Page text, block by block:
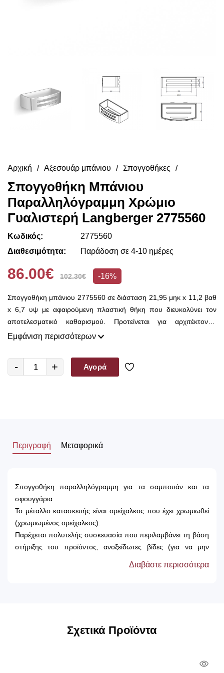
Αρχική Αξεσουάρ μπάνιου Σπογγοθήκες
Σπογγοθήκη Μπάνιου
Παραλληλόγραμμη Χρώμιο
Γυαλιστερή Langberger 2775560
Κωδικός:
2775560
Διαθεσιμότητα:
Παράδοση σε 4-10 ημέρες
86.00€ 102.30€ -16%
Σπογγοθήκη μπάνιου 2775560 σε διάσταση 21,95 μηκ x 11,2 βαθ
x 6,7 υψ με αφαιρούμενη πλαστική θήκη που διευκολύνει τον
αποτελεσματικό καθαρισμού. Προτείνεται για αρχιτέκτονες,
διακοσμητές αλλά και για καταναλωτές με υψηλά αισθητικά
Εμφάνιση περισσότερων
- + Αγορά
Περιγραφή Μεταφορικά
Σπογγοθήκη παραλληλόγραμμη για τα σαμπουάν και τα
σφουγγάρια.
Το μέταλλο κατασκευής είναι ορείχαλκος που έχει χρωμιωθεί
(χρωμιωμένος ορείχαλκος).
Παρέχεται πολυτελής συσκευασία που περιλαμβάνει τη βάση
στήριξης του προϊόντος, ανοξείδωτες βίδες (για να μην
Διαβάστε περισσότερα
Σχετικά Προϊόντα